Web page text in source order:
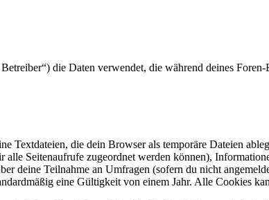
die Daten verwendet, die während deines Foren-
Textdateien, die dein Browser als temporäre Dateien
Seitenaufrufe zugeordnet werden können),
deine Teilnahme an Umfragen (sofern du nicht
eine Gültigkeit von einem Jahr. Alle Cookies